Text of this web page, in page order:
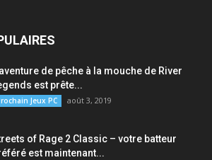
de pêche à la mouche de River
est prête...
Jeux PC août 3, 2019
of Rage 2 Classic – votre batteur
est maintenant...